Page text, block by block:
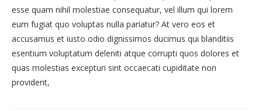
esse quam nihil molestiae consequatur, vel illum qui lorem
eum fugiat quo voluptas nulla pariatur? At vero eos et
accusamus et iusto odio dignissimos ducimus qui blanditiis
esentium voluptatum deleniti atque corrupti quos dolores et
quas molestias excepturi sint occaecati cupiditate non
provident,